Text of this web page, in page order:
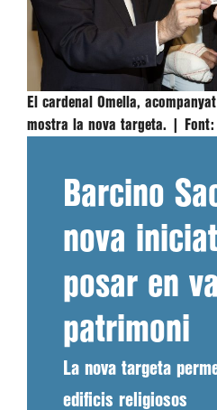
El cardenal Omella,
mostra la nova targeta. |
Font:
Barcino
nova
posar en
patrimoni
La nova targeta
edificis religiosos